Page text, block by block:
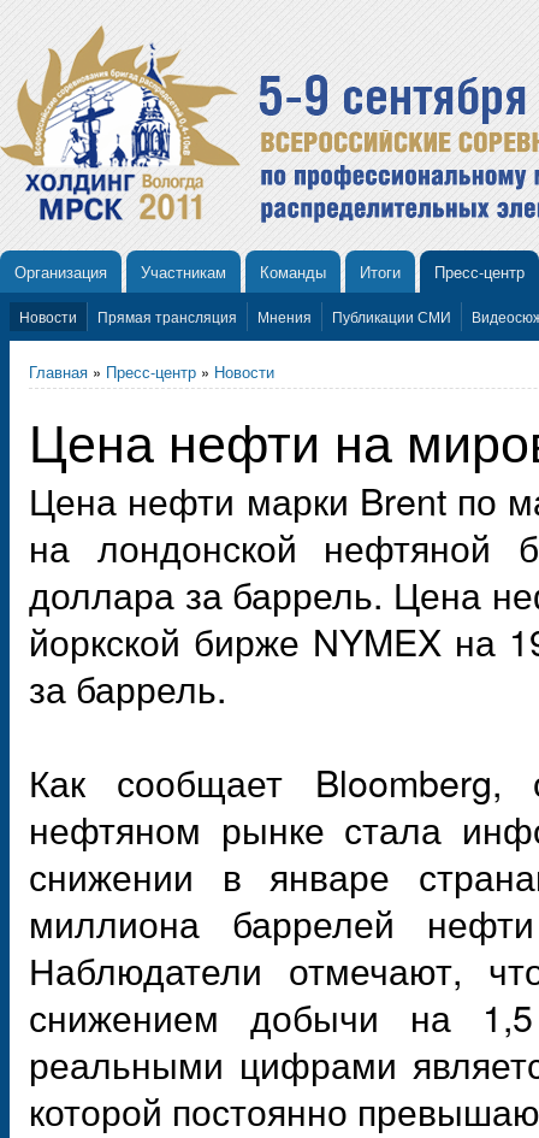
Организация Участникам Команды Итоги Пресс-центр
Новости Прямая трансляция Мнения Публикации СМИ
Главная » Пресс-центр » Новости
Цена нефти на
Цена нефти марки Brent по
на лондонской
доллара за баррель. Цена
йоркской бирже NYMEX на
за баррель.
Как сообщает
нефтяном рынке стала
снижении в январе
миллиона баррелей
Наблюдатели отмечают,
снижением добычи на
реальными цифрами
которой постоянно